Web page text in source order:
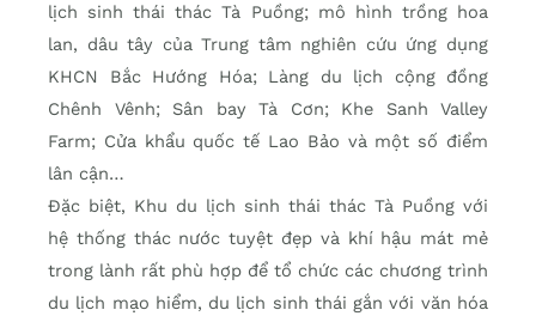
lịch sinh thái thác Tà Puồng; mô hình trồng hoa
lan, dâu tây của Trung tâm nghiên cứu ứng dụng
KHCN Bắc Hướng Hóa; Làng du lịch cộng đồng
Chênh Vênh; Sân bay Tà Cơn; Khe Sanh Valley
Farm; Cửa khẩu quốc tế Lao Bảo và một số điểm
lân cận…
Đặc biệt, Khu du lịch sinh thái thác Tà Puồng với
hệ thống thác nước tuyệt đẹp và khí hậu mát mẻ
trong lành rất phù hợp để tổ chức các chương trình
du lịch mạo hiểm, du lịch sinh thái gắn với văn hóa